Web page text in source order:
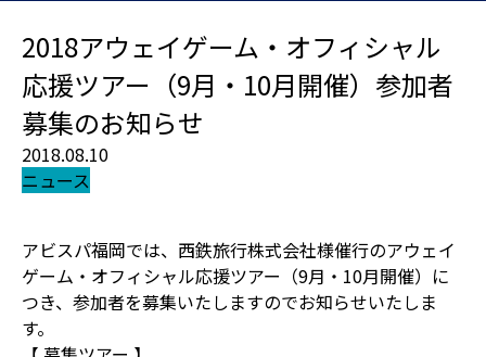
2018アウェイゲーム・オフィシャル
応援ツアー（9月・10月開催）参加者
募集のお知らせ
2018.08.10
ニュース
アビスパ福岡では、西鉄旅行株式会社様催行のアウェイ
ゲーム・オフィシャル応援ツアー（9月・10月開催）に
つき、参加者を募集いたしますのでお知らせいたしま
す。